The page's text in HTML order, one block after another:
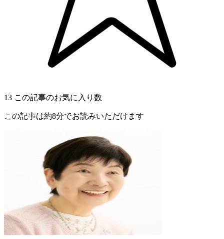
13 この記事のお気に入り数
この記事は約8分でお読みいただけます